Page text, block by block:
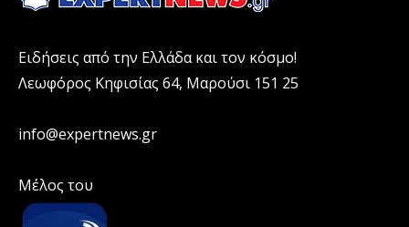
Ειδήσεις από την Ελλάδα και τον κόσμο!
Λεωφόρος Κηφισίας 64, Μαρούσι 151 25
info@expertnews.gr
Μέλος του